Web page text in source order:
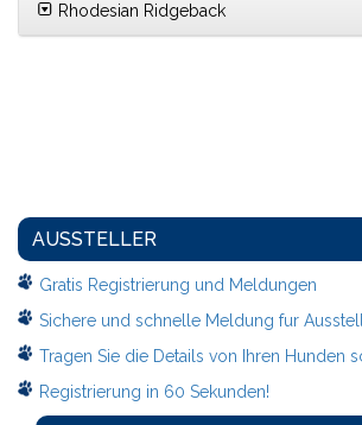
Rhodesian Ridgeback
AUSSTELLER
Gratis Registrierung und Meldungen
Sichere und schnelle Meldung fur
Tragen Sie die Details von Ihren Hunden
Registrierung in 60 Sekunden!